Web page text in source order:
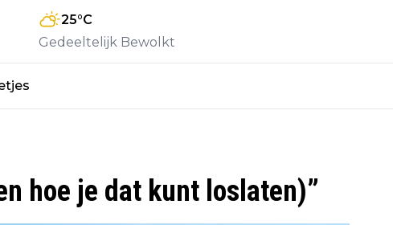
25°C
Gedeeltelijk Bewolkt
hoe je dat kunt loslaten)”